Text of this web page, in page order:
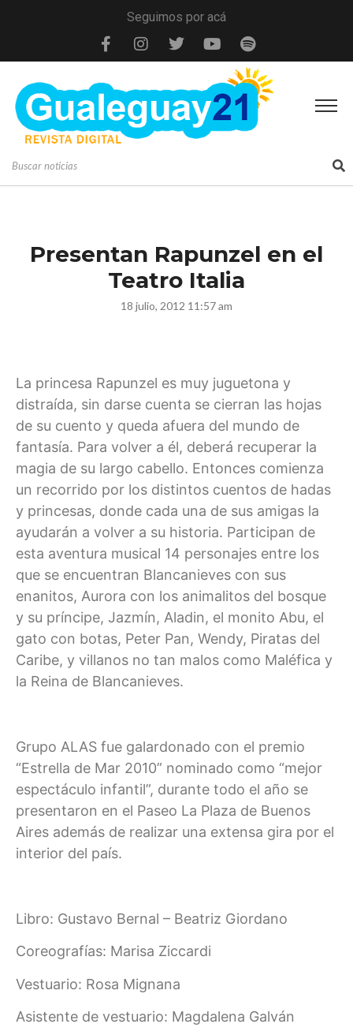
Seguimos por acá
Presentan Rapunzel en el
Teatro Italia
18 julio, 2012 11:57 am
La princesa Rapunzel es muy juguetona y
distraída, sin darse cuenta se cierran las hojas
de su cuento y queda afuera del mundo de
fantasía. Para volver a él, deberá recuperar la
magia de su largo cabello. Entonces comienza
un recorrido por los distintos cuentos de hadas
y princesas, donde cada una de sus amigas la
ayudarán a volver a su historia. Participan de
esta aventura musical 14 personajes entre los
que se encuentran Blancanieves con sus
enanitos, Aurora con los animalitos del bosque
y su príncipe, Jazmín, Aladin, el monito Abu, el
gato con botas, Peter Pan, Wendy, Piratas del
Caribe, y villanos no tan malos como Maléfica y
la Reina de Blancanieves.
Grupo ALAS fue galardonado con el premio
“Estrella de Mar 2010” nominado como “mejor
espectáculo infantil”, durante todo el año se
presentaron en el Paseo La Plaza de Buenos
Aires además de realizar una extensa gira por el
interior del país.
Libro: Gustavo Bernal – Beatriz Giordano
Coreografías: Marisa Ziccardi
Vestuario: Rosa Mignana
Asistente de vestuario: Magdalena Galván